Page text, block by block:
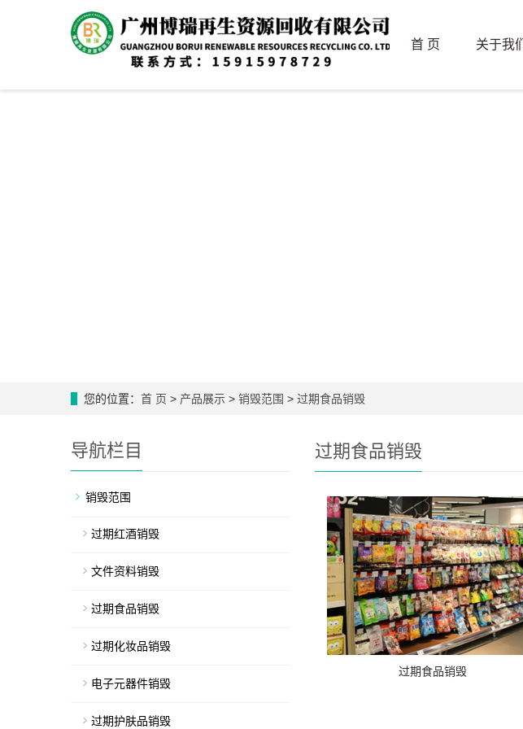
首 页 关于我们
您的位置： 首 页 > 产品展示 > 销毁范围 > 过期食品销毁
过期食品销毁
过期食品销毁
导航栏目
销毁范围
过期红酒销毁
文件资料销毁
过期食品销毁
过期化妆品销毁
电子元器件销毁
过期护肤品销毁